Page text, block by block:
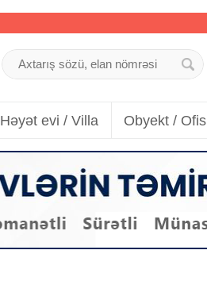
Həyət evi / Villa Obyekt / Ofis